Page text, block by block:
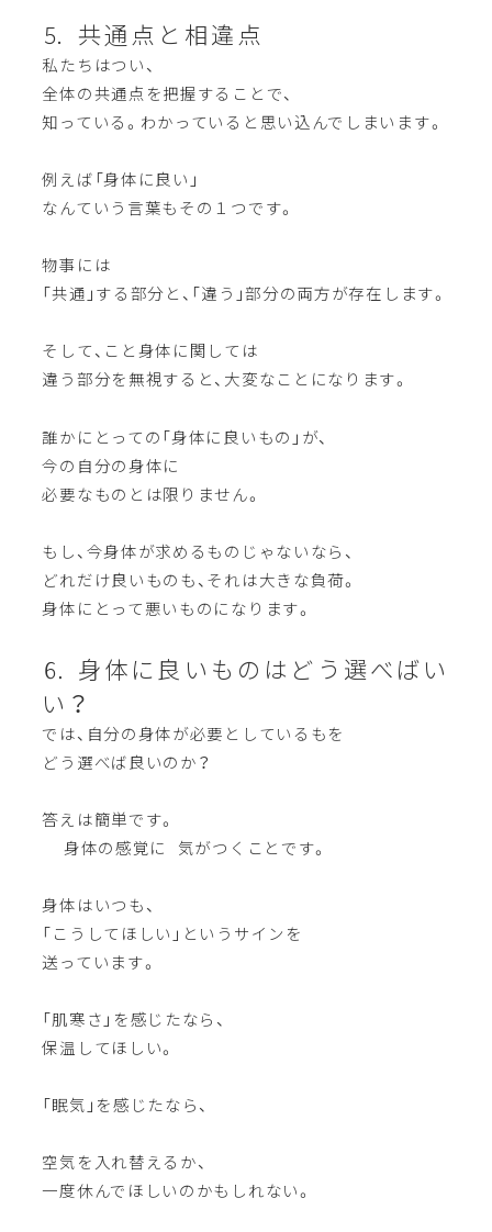
⒌ 共通点と相違点
私たちはつい、
全体の共通点を把握することで、
知っている。わかっていると思い込んでしまいます。
例えば「身体に良い」
なんていう言葉もその１つです。
物事には
「共通」する部分と、「違う」部分の両方が存在します。
そして、こと身体に関しては
違う部分を無視すると、大変なことになります。
誰かにとっての「身体に良いもの」が、
今の自分の身体に
必要なものとは限りません。
もし、今身体が求めるものじゃないなら、
どれだけ良いものも、それは大きな負荷。
身体にとって悪いものになります。
⒍ 身体に良いものはどう選べばい
い？
では、自分の身体が必要としているもを
どう選べば良いのか？
答えは簡単です。
身体の感覚に 気がつくことです。
身体はいつも、
「こうしてほしい」というサインを
送っています。
「肌寒さ」を感じたなら、
保温してほしい。
「眠気」を感じたなら、
空気を入れ替えるか、
一度休んでほしいのかもしれない。